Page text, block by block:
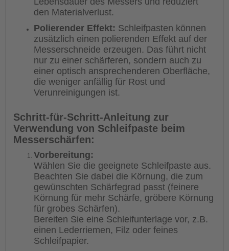
den Materialverlust.
Polierender Effekt: Schleifpasten können
zusätzlich einen polierenden Effekt auf der
Messerschneide erzeugen. Das führt nicht
nur zu einer schärferen, sondern auch zu
einer optisch ansprechenderen Oberfläche,
die weniger anfällig für Rost und
Verunreinigungen ist.
Schritt-für-Schritt-Anleitung zur
Verwendung von Schleifpaste beim
Messerschärfen:
Vorbereitung:
Wählen Sie die geeignete Schleifpaste aus.
Beachten Sie dabei die Körnung, die zum
gewünschten Schärfegrad passt (feinere
Körnung für mehr Schärfe, gröbere Körnung
für grobes Schärfen).
Bereiten Sie eine Schleifunterlage vor, z.B.
einen Lederriemen, Filz oder feines
Schleifpapier.